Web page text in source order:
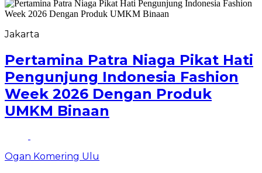
Jakarta
Pertamina Patra Niaga Pikat Hati
Pengunjung Indonesia Fashion
Week 2026 Dengan Produk
UMKM Binaan
Ogan Komering Ulu